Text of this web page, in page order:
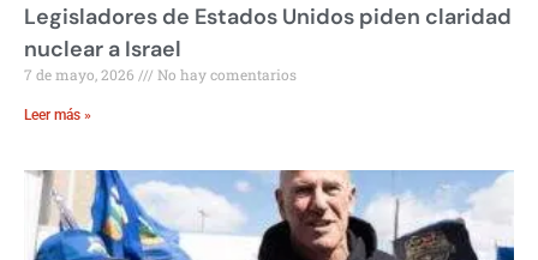
Legisladores de Estados Unidos piden claridad
nuclear a Israel
7 de mayo, 2026 No hay comentarios
Leer más »